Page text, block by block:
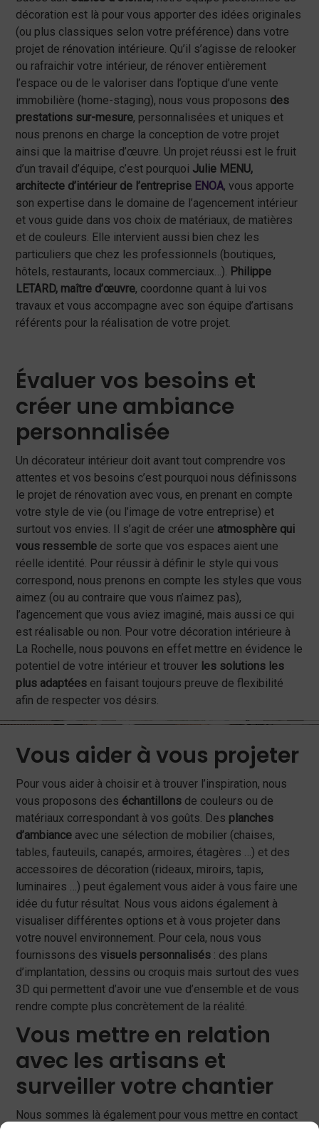
décoration est là pour vous apporter des idées originales
(ou plus classiques selon votre préférence) dans votre
projet de rénovation intérieure. Qu’il s’agisse de relooker
ou rafraichir votre intérieur, de rénover entièrement
l’espace ou de le valoriser dans l’optique d’une vente
immobilière (home-staging), nous vous proposons des
prestations sur-mesure, personnalisées et uniques et
nous prenons en charge la conception de votre projet
ainsi que la maitrise d’œuvre. Un projet réussi est le fruit
d’un travail d’équipe, c’est pourquoi Julie MENU,
architecte d’intérieur de l’entreprise ENOA, vous apporte
son expertise dans le domaine de l’agencement intérieur
et vous guide dans vos choix de matériaux, de matières
et de couleurs. Elle intervient aussi bien chez les
particuliers que chez les professionnels (boutiques,
hôtels, restaurants, locaux commerciaux…). Philippe
LETARD, maître d’œuvre, coordonne quant à lui vos
travaux et vous accompagne avec son équipe d’artisans
référents pour la réalisation de votre projet.
Évaluer vos besoins et
créer une ambiance
personnalisée
Un décorateur intérieur doit avant tout comprendre vos
attentes et vos besoins c’est pourquoi nous définissons
le projet de rénovation avec vous, en prenant en compte
votre style de vie (ou l’image de votre entreprise) et
surtout vos envies. Il s’agit de créer une atmosphère qui
vous ressemble de sorte que vos espaces aient une
réelle identité. Pour réussir à définir le style qui vous
correspond, nous prenons en compte les styles que vous
aimez (ou au contraire que vous n’aimez pas),
l’agencement que vous aviez imaginé, mais aussi ce qui
est réalisable ou non. Pour votre décoration intérieure à
La Rochelle, nous pouvons en effet mettre en évidence le
potentiel de votre intérieur et trouver les solutions les
plus adaptées en faisant toujours preuve de flexibilité
afin de respecter vos désirs.
Vous aider à vous projeter
Pour vous aider à choisir et à trouver l’inspiration, nous
vous proposons des échantillons de couleurs ou de
matériaux correspondant à vos goûts. Des planches
d’ambiance avec une sélection de mobilier (chaises,
tables, fauteuils, canapés, armoires, étagères …) et des
accessoires de décoration (rideaux, miroirs, tapis,
luminaires …) peut également vous aider à vous faire une
idée du futur résultat. Nous vous aidons également à
visualiser différentes options et à vous projeter dans
votre nouvel environnement. Pour cela, nous vous
fournissons desvisuels personnalisés : des plans
d’implantation, dessins ou croquis mais surtout des vues
3D qui permettent d’avoir une vue d’ensemble et de vous
rendre compte plus concrètement de la réalité.
Vous mettre en relation
avec les artisans et
surveiller votre chantier
Nous sommes là également pour vous mettre en contact